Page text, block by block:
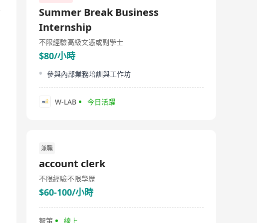
Summer Break Business
Internship
不限經驗高級文憑或副學士
$80/小時
參與內部業務培訓與工作坊
W-LAB 今日活躍
兼職
account clerk
不限經驗不限學歷
$60-100/小時
智策 線上